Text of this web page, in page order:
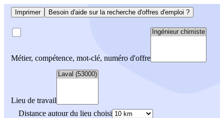
Imprimer Besoin d'aide sur la recherche d'offres d'emploi ?
Métier, compétence, mot-clé, numéro d'offre
Lieu de travail
Distance autour du lieu choisi